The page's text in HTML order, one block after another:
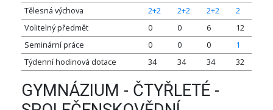
Tělesná výchova 2+2 2+2 2+2
2
Volitelný předmět
0 0 6
12
Seminární práce
0 0 0
1
Týdenní hodinová dotace
34 34 34 32
GYMNÁZIUM - ČTYŘLETÉ -